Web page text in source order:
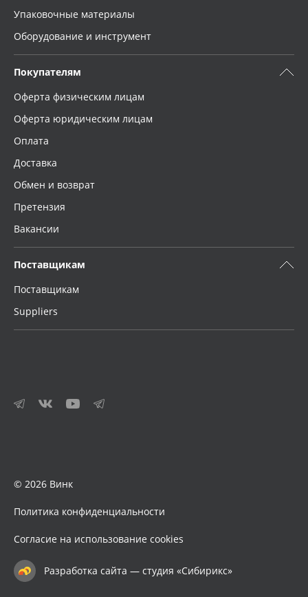
Упаковочные материалы
Оборудование и инструмент
Покупателям
Оферта физическим лицам
Оферта юридическим лицам
Оплата
Доставка
Обмен и возврат
Претензия
Вакансии
Поставщикам
Поставщикам
Suppliers
© 2026 Винк
Политика конфиденциальности
Согласие на использование cookies
Разработка сайта — студия «Сибирикс»